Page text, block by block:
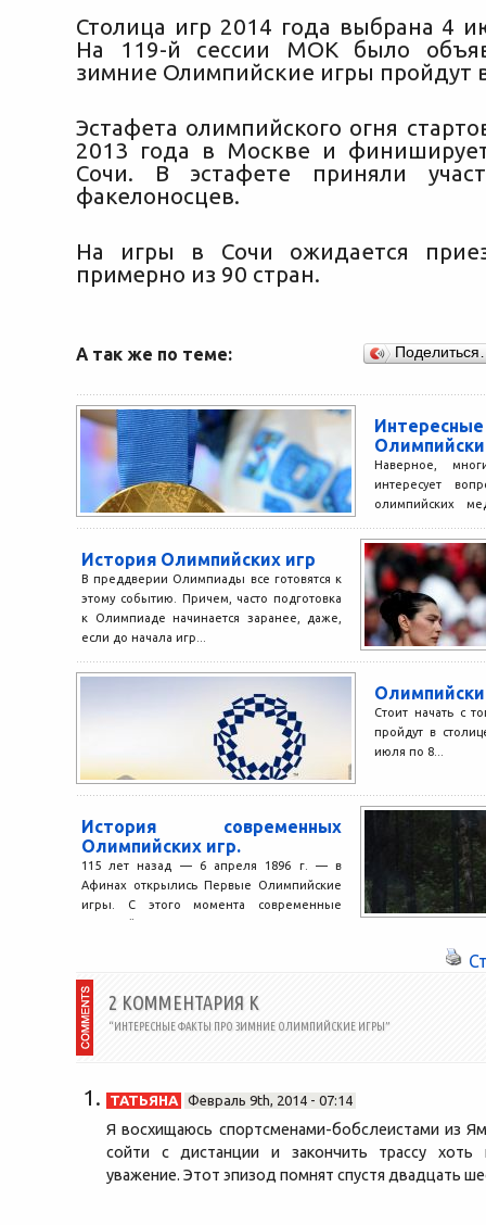
Столица игр 2014 года выбрана 4
На 119-й сессии МОК было
зимние Олимпийские игры пройдут
Эстафета олимпийского огня
2013 года в Москве и
Сочи. В эстафете приняли
факелоносцев.
На игры в Сочи ожидается
примерно из 90 стран.
А так же по теме:
Наверное,
интересует
олимпийских
изготовлены из
История Олимпийских игр
В преддверии Олимпиады все готовятся к
этому событию. Причем, часто подготовка
к Олимпиаде начинается заранее, даже,
если до начала игр...
Стоит начать с
пройдут в
июля по 8...
История современных
Олимпийских игр.
115 лет назад — 6 апреля 1896 г. — в
Афинах открылись Первые Олимпийские
игры. С этого момента современные
олимпийские...
2 КОММЕНТАРИЯ К
“ИНТЕРЕСНЫЕ ФАКТЫ ПРО ЗИМНИЕ ОЛИМПИЙСКИЕ ИГРЫ”
ТАТЬЯНА Февраль 9th, 2014 - 07:14
Я восхищаюсь спортсменами-бобслеистами из
сойти с дистанции и закончить трассу
уважение. Этот эпизод помнят спустя двадцать